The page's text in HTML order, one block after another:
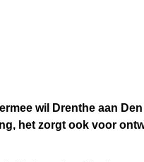
wil Drenthe aan
het zorgt ook voor